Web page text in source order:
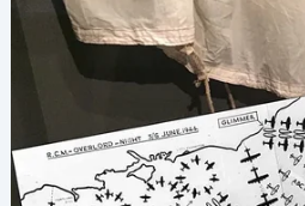
— Как думаешь, я
спросила я её.
Она улыбнулась:
— Абсолютно. Ты отстояла
не бывает ошибкой.